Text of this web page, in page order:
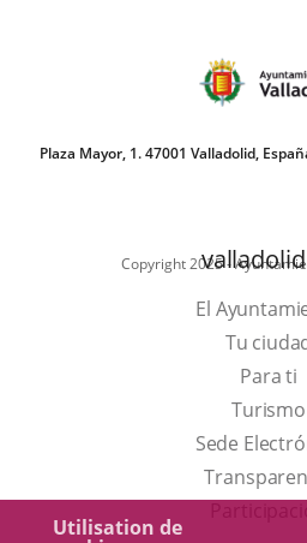
Utilisation de
Plaza Mayor, 1. 47001 Valladolid,
Copyright 2025 -
El
Tu
Para ti
Turismo
Sede